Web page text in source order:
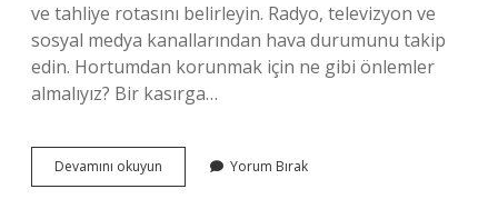
ve tahliye rotasını belirleyin. Radyo, televizyon ve
sosyal medya kanallarından hava durumunu takip
edin. Hortumdan korunmak için ne gibi önlemler
almalıyız? Bir kasırga…
Devamını okuyun Kasırgadan
Korunmak
Yorum Bırak